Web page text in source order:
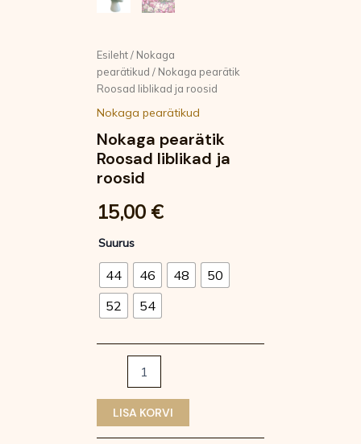
Esileht/ Nokaga
pearätikud / Nokaga pearätik
Roosad liblikad ja roosid
Nokaga pearätikud
Nokaga pearätik
Roosad liblikad ja
roosid
15,00 €
Suurus
44 46 48
50
52
54
LISA KORVI